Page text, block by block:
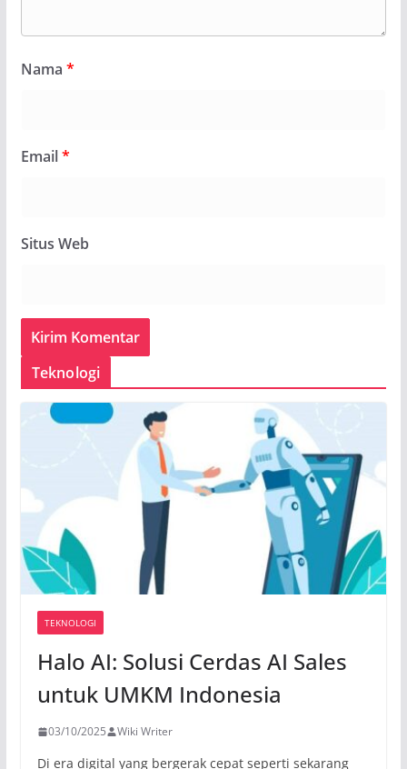
Nama *
Email*
Situs Web
Teknologi
TEKNOLOGI
Halo AI: Solusi Cerdas AI Sales
untuk UMKM Indonesia
03/10/2025 Wiki Writer
Di era digital yang bergerak cepat seperti sekarang